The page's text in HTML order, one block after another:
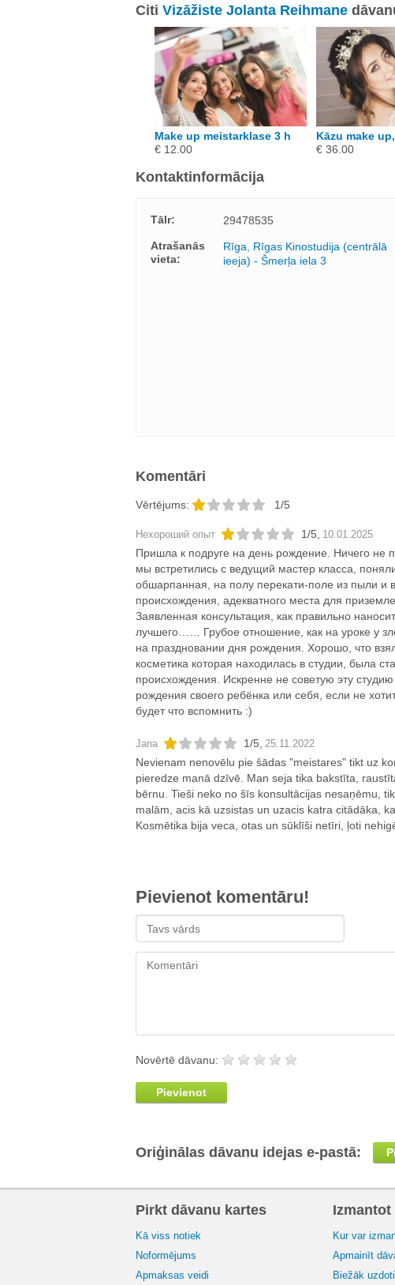
Citi Vizāžiste Jolanta Reihmane
Make up meistarklase 3 h
€ 12.00
Kāzu make
€ 36.00
Kontaktinformācija
Tālr:
29478535
Atrašanās
vieta:
Rīga, Rīgas Kinostudija (centrālā
ieeja) - Šmerļa iela 3
Komentāri
Vērtējums: 1/5
Нехороший опыт 1/5 10.01.2025
Пришла к подруге на день рождение. Ничего не
мы встретились с ведущий мастер класса,
обшарпанная, на полу перекати-поле из пыли и
происхождения, адекватного места для
Заявленная консультация, как правильно
лучшего…… Грубое отношение, как на уроке у
на праздновании дня рождения. Хорошо, что
косметика которая находилась в студии, была
происхождения. Искренне не советую эту
рождения своего ребёнка или себя, если не
будет что вспомнить :)
Jana 1/5 25.11.2022
Nevienam nenovēlu pie šādas "meistares" tikt uz
pieredze manā dzīvē. Man seja tika bakstīta,
bērnu. Tieši neko no šīs konsultācijas nesaņēmu,
malām, acis kā uzsistas un uzacis katra citādāka,
Kosmētika bija veca, otas un sūklīši netīri, ļoti
Pievienot komentāru!
Novērtē dāvanu:
Pievienot
Oriģinālas dāvanu idejas e-pastā:
Pirkt dāvanu kartes
Kā viss notiek
Noformējums
Apmaksas veidi
Kur var
Apmainīt
Biežāk